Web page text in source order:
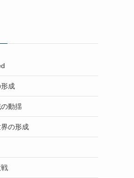
成
動揺
の形成